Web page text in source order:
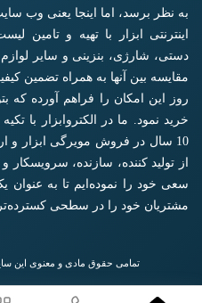
به نظر برسد، اما اینجا یعنی وب
اینترنتی ابزار با تهیه و تامین
دستی، شارژی، بنزینی و سایر
روز این امکان را فراهم آورده که
خرید نمود. ما در الکتروابزار با
10 سال در فروش مویرگی ابزار و
از تولید کننده، سازنده،
سعی خود را نموده‌ایم تا به عنوان یک
مشتریان خود را در سطحی کسترده‌تر
تمامی حقوق مادی و معنوی این